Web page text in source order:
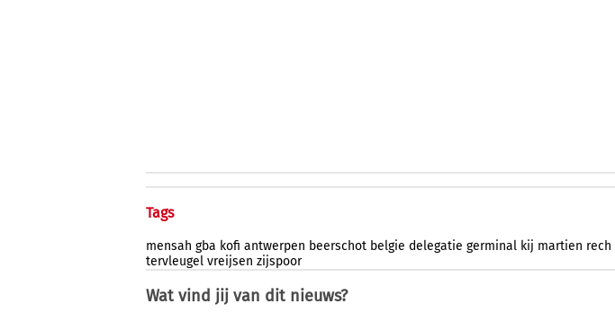
Tags
mensah gba kofi antwerpen beerschot belgie delegatie germinal kij martien rech
tervleugel vreijsen zijspoor
Wat vind jij van dit nieuws?